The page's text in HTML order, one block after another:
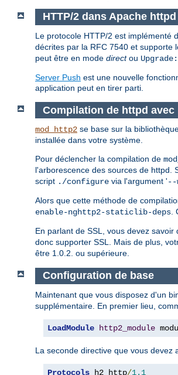
HTTP/2 dans Apache httpd
Le protocole HTTP/2 est implémenté
décrites par la RFC 7540 et supporte
peut être en mode directou Upgrade:
Server Push est une nouvelle
application peut en tirer parti.
Compilation de httpd avec
mod_http2 se base sur la
installée dans votre système.
Pour déclencher la compilation de
l'arborescence des sources de httpd.
script ./configure via l'argument '--
Alors que cette méthode de
enable-nghttp2-staticlib-deps.
En parlant de SSL, vous devez
donc supporter SSL. Mais de plus,
être 1.0.2. ou supérieure.
Configuration de base
Maintenant que vous disposez d'un
supplémentaire. En premier lieu,
LoadModule http2_module
La seconde directive que vous
Protocols h2 http/1.1